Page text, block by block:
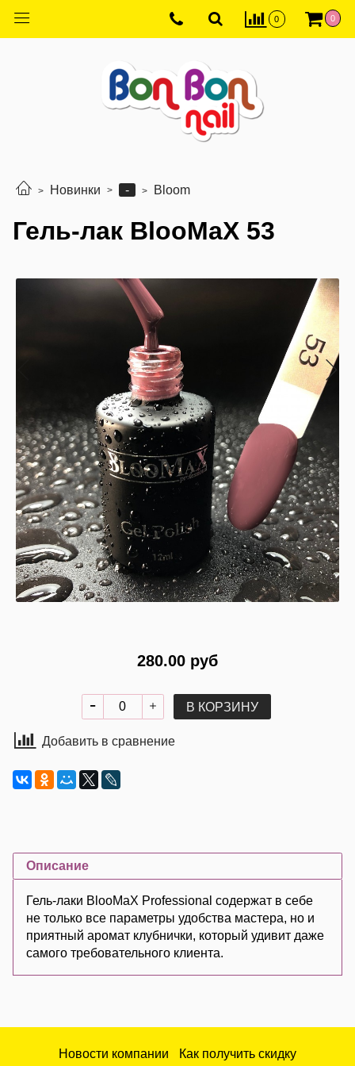
0 0
Новинки - Bloom
Гель-лак BlooMaX 53
280.00 руб
В КОРЗИНУ
Добавить в сравнение
Описание
Гель-лаки BlooMaX Professional содержат в себе
не только все параметры удобства мастера, но и
приятный аромат клубнички, который удивит даже
самого требовательного клиента.
Новости компании Как получить скидку